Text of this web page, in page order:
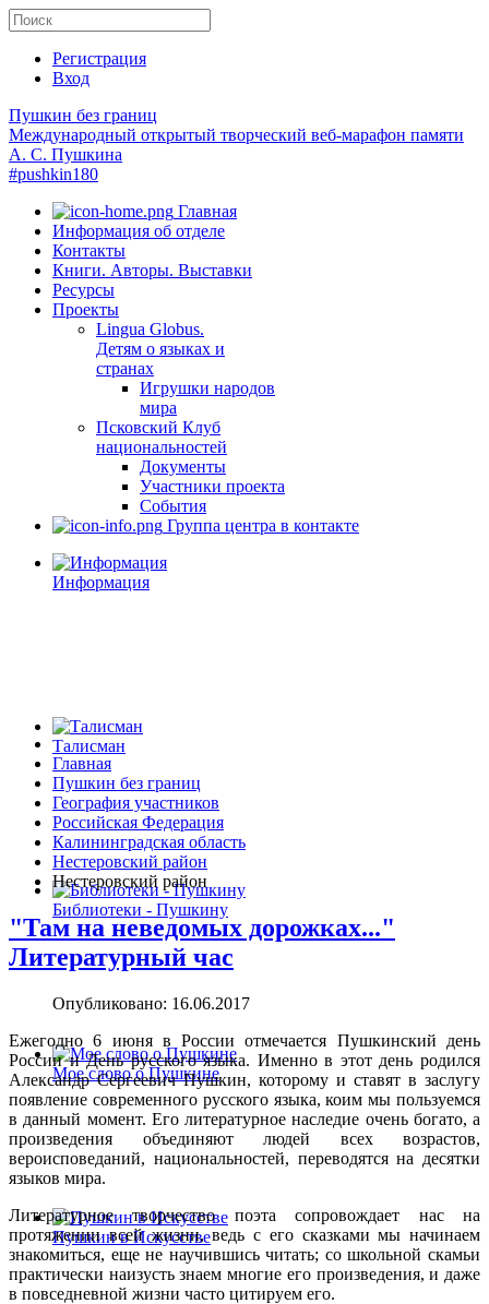
Регистрация
Вход
Пушкин без границ
Международный открытый творческий веб-марафон памяти
А. С. Пушкина
#pushkin180
Главная
Информация об отделе
Контакты
Книги. Авторы. Выставки
Ресурсы
Проекты
Lingua Globus.
Детям о языках и
странах
Игрушки народов
мира
Псковский Клуб
национальностей
Документы
Участники проекта
События
Группа центра в контакте
Информация
Талисман
Библиотеки - Пушкину
Мое слово о Пушкине
Пушкин в Искусстве
Главная
Пушкин без границ
География участников
Российская Федерация
Калининградская область
Нестеровский район
Нестеровский район
"Там на неведомых дорожках..."
Литературный час
Опубликовано: 16.06.2017
Ежегодно 6 июня в России отмечается Пушкинский день
России и День русского языка. Именно в этот день родился
Александр Сергеевич Пушкин, которому и ставят в заслугу
появление современного русского языка, коим мы пользуемся
в данный момент. Его литературное наследие очень богато, а
произведения объединяют людей всех возрастов,
вероисповеданий, национальностей, переводятся на десятки
языков мира.
Литературное творчество поэта сопровождает нас на
протяжении всей жизни, ведь с его сказками мы начинаем
знакомиться, еще не научившись читать; со школьной скамьи
практически наизусть знаем многие его произведения, и даже
в повседневной жизни часто цитируем его.